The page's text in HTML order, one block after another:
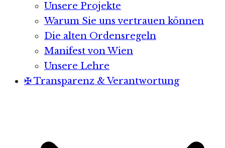
Unsere Projekte
Warum Sie uns vertrauen können
Die alten Ordensregeln
Manifest von Wien
Unsere Lehre
✠ Transparenz & Verantwortung